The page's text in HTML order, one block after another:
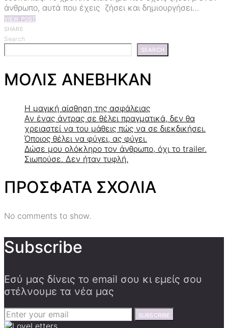
άνθρωπο, αυτά που έχεις ζήσει και δημιουργήσει…
VIEW POST
SHARE
Search
SEARCH
ΜΟΛΙΣ ΑΝΕΒΗΚΑΝ
Η μαγική αίσθηση της ασφάλειας
Αν ένας άντρας σε θέλει πραγματικά, δεν θα
χρειαστεί να του μάθεις πώς να σε διεκδικήσει.
Όποιος θέλει να φύγει, ας φύγει.
Δώσε μου ολόκληρο τον άνθρωπο, όχι το trailer.
Σιωπούσε. Δεν ήταν τυφλή.
ΠΡΟΣΦΑΤΑ ΣΧΟΛΙΑ
No comments to show.
Subscribe
Εσύ μας δίνεις το email σου κι εμείς σου
στέλνουμε τα νέα μας
SUBSCRIBE